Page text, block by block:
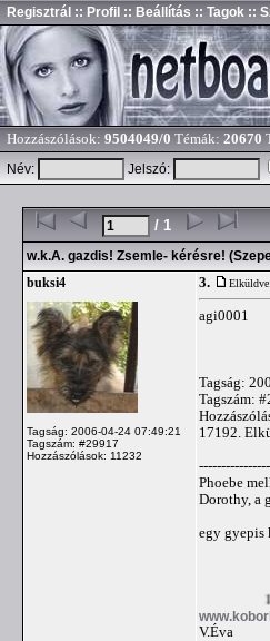
Regisztrál :: Profil :: Beállítás :: Tagok ::
Hozzászólások: 9504049/0 Témák: 20670
Név:
Jelszó:
/ 1
w.k.A. gazdis! Zsemle- kérésre!
buksi4
Tagság: 2006-04-24 07:49:21
Tagszám: #29917
Hozzászólások: 11232
3.
agi0001
Tagság:
Tagszám:
17192.
Phoebe
Dorothy, a
egy gyepis
V.Éva